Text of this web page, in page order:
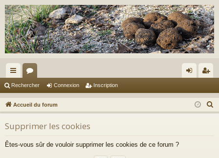
ac
co
ur
ci
s
or
u
m
s
ne
xi
cri
pti
Rechercher Connexion Inscription
Accueil du forum
e
Supprimer les cookies
Êtes-vous sûr de vouloir supprimer les cookies de ce forum ?